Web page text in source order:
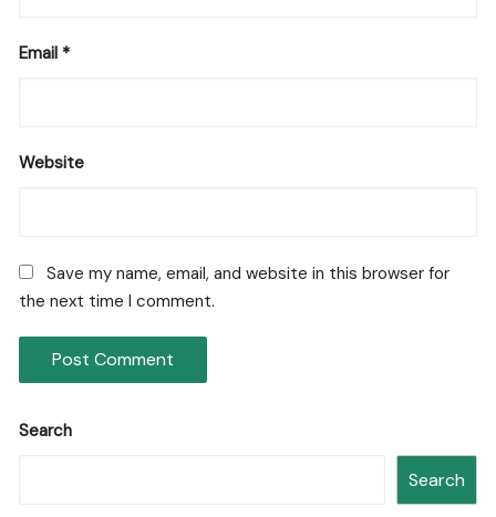
Email *
Website
Save my name, email, and website in this browser for
the next time I comment.
Search
Search